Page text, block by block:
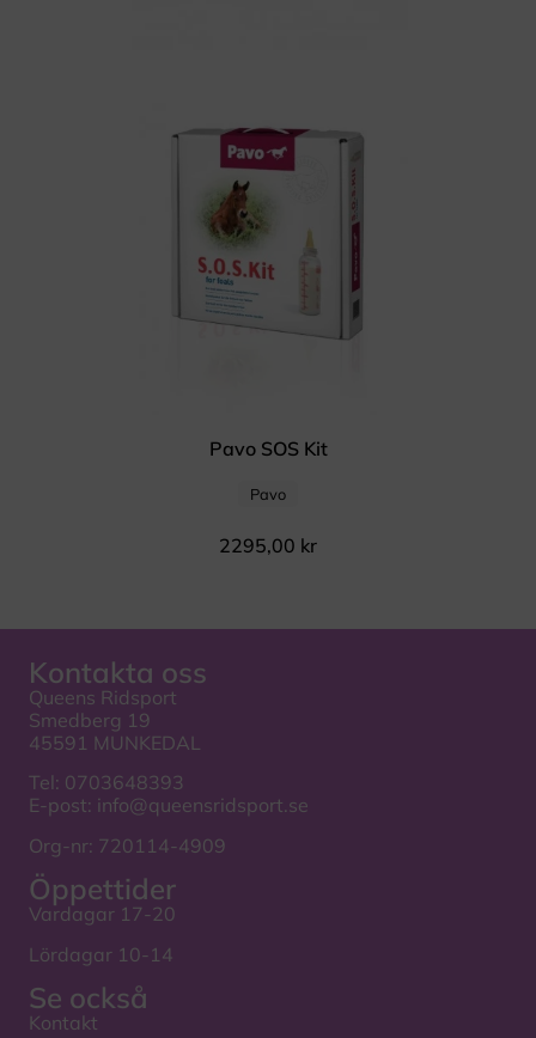
Pavo SOS Kit
Pavo
2295,00 kr
Kontakta oss
Queens Ridsport
Smedberg 19
45591 MUNKEDAL
Tel: 0703648393
E-post: info@queensridsport.se
Org-nr: 720114-4909
Öppettider
Vardagar 17-20
Lördagar 10-14
Se också
Kontakt